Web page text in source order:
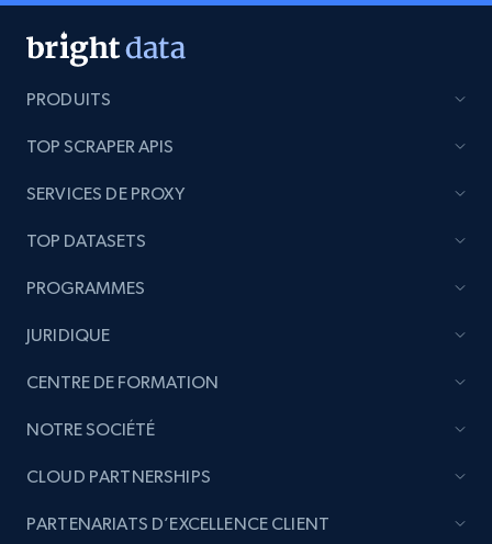
PRODUITS
TOP SCRAPER APIS
SERVICES DE PROXY
TOP DATASETS
PROGRAMMES
JURIDIQUE
CENTRE DE FORMATION
NOTRE SOCIÉTÉ
CLOUD PARTNERSHIPS
PARTENARIATS D’EXCELLENCE CLIENT